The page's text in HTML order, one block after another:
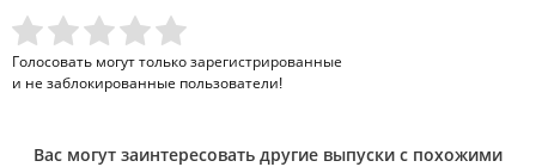
Голосовать могут только зарегистрированные
и не заблокированные пользователи!
Вас могут заинтересовать другие выпуски с похожими